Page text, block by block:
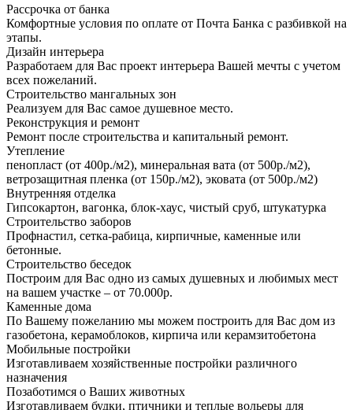
Рассрочка от банка
Комфортные условия по оплате от Почта Банка с разбивкой на
этапы.
Дизайн интерьера
Разработаем для Вас проект интерьера Вашей мечты с учетом
всех пожеланий.
Строительство мангальных зон
Реализуем для Вас самое душевное место.
Реконструкция и ремонт
Ремонт после строительства и капитальный ремонт.
Утепление
пенопласт (от 400р./м2), минеральная вата (от 500р./м2),
ветрозащитная пленка (от 150р./м2), эковата (от 500р./м2)
Внутренняя отделка
Гипсокартон, вагонка, блок-хаус, чистый сруб, штукатурка
Строительство заборов
Профнастил, сетка-рабица, кирпичные, каменные или
бетонные.
Строительство беседок
Построим для Вас одно из самых душевных и любимых мест
на вашем участке – от 70.000р.
Каменные дома
По Вашему пожеланию мы можем построить для Вас дом из
газобетона, керамоблоков, кирпича или керамзитобетона
Мобильные постройки
Изготавливаем хозяйственные постройки различного
назначения
Позаботимся о Ваших животных
Изготавливаем будки, птичники и теплые вольеры для